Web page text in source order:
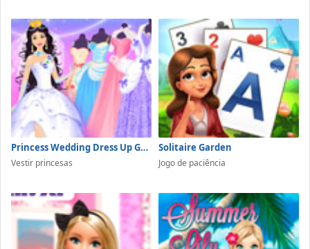
Princess Wedding Dress Up Game
Vestir princesas
Solitaire Garden
Jogo de paciência